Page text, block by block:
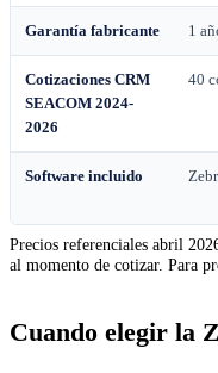
Garantía fabricante 1
Cotizaciones CRM
SEACOM 2024-
2026
40
Software incluido
Precios referenciales abril
al momento de cotizar. Para
Cuando elegir la